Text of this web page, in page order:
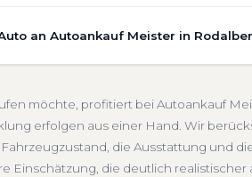
Marktwert Rodalben Unverbindlich
am Arbeitsplatz oder an einem
an Autoankauf Meister in
auf Wunsch den kompletten Service
sprechen für sich.
Komplettservice Rheinland-Pfalz
möchte, profitiert bei Autoankauf
erfolgen aus einer Hand. Wir
die Ausstattung und
Einschätzung, die deutlich realistischer